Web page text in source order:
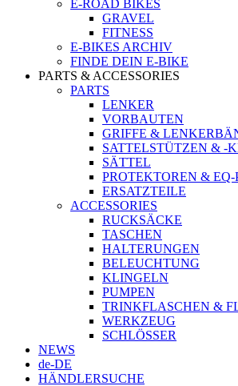
E-ROAD BIKES
GRAVEL
FITNESS
E-BIKES ARCHIV
FINDE DEIN E-BIKE
PARTS & ACCESSORIES
PARTS
LENKER
VORBAUTEN
GRIFFE &
SATTELSTÜTZEN & -
SÄTTEL
PROTEKTOREN & EQ-
ERSATZTEILE
ACCESSORIES
RUCKSÄCKE
TASCHEN
HALTERUNGEN
BELEUCHTUNG
KLINGELN
PUMPEN
TRINKFLASCHEN &
WERKZEUG
SCHLÖSSER
NEWS
de-DE
HÄNDLERSUCHE